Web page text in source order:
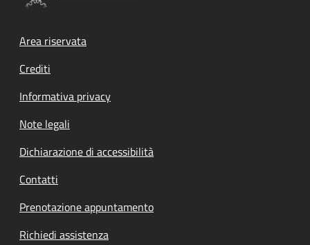
Footer menu
Area riservata
Crediti
Informativa privacy
Note legali
Dichiarazione di accessibilità
Contatti
Prenotazione appuntamento
Richiedi assistenza